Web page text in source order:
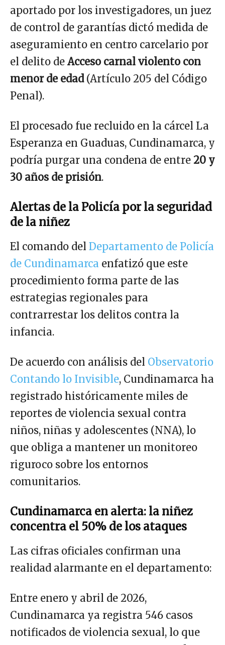
aportado por los investigadores, un juez
de control de garantías dictó medida de
aseguramiento en centro carcelario por
el delito de Acceso carnal violento con
menor de edad(Artículo 205 del Código
Penal).
El procesado fue recluido en la cárcel La
Esperanza en Guaduas, Cundinamarca, y
podría purgar una condena de entre 20 y
30 años de prisión.
Alertas de la Policía por la seguridad
de la niñez
El comando del Departamento de Policía
de Cundinamarca enfatizó que este
procedimiento forma parte de las
estrategias regionales para
contrarrestar los delitos contra la
infancia.
De acuerdo con análisis del Observatorio
Contando lo Invisible, Cundinamarca ha
registrado históricamente miles de
reportes de violencia sexual contra
niños, niñas y adolescentes (NNA), lo
que obliga a mantener un monitoreo
riguroco sobre los entornos
comunitarios.
Cundinamarca en alerta: la niñez
concentra el 50% de los ataques
Las cifras oficiales confirman una
realidad alarmante en el departamento:
Entre enero y abril de 2026,
Cundinamarca ya registra 546 casos
notificados de violencia sexual, lo que